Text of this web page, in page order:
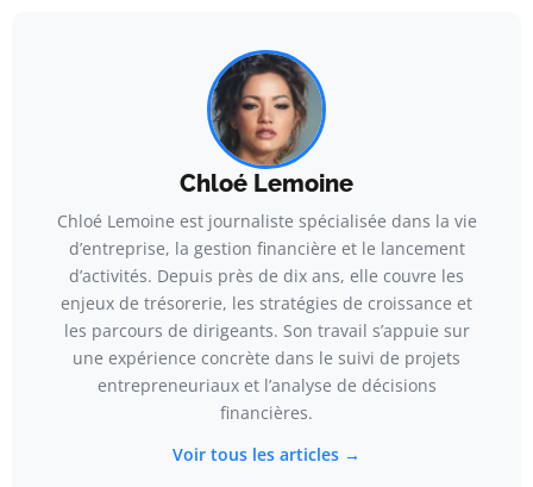
Chloé Lemoine
Chloé Lemoine est journaliste spécialisée dans la vie
d’entreprise, la gestion financière et le lancement
d’activités. Depuis près de dix ans, elle couvre les
enjeux de trésorerie, les stratégies de croissance et
les parcours de dirigeants. Son travail s’appuie sur
une expérience concrète dans le suivi de projets
entrepreneuriaux et l’analyse de décisions
financières.
Voir tous les articles →